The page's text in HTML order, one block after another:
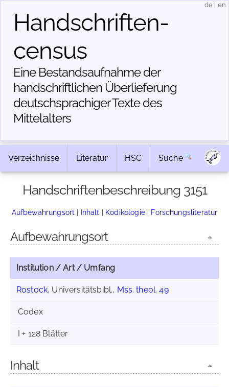
Handschriften­
census
Eine Bestandsaufnahme der
handschriftlichen Über­lieferung
deutschsprachiger Texte des
Mittelalters
de en
Verzeichnisse Literatur HSC Suche
Handschriftenbeschreibung 3151
Aufbewahrungsort | Inhalt | Kodikologie| Forschungsliteratur
Aufbewahrungsort
Institution / Art / Umfang
Rostock, Universitätsbibl., Mss. theol. 49
Codex
I + 128 Blätter
Inhalt